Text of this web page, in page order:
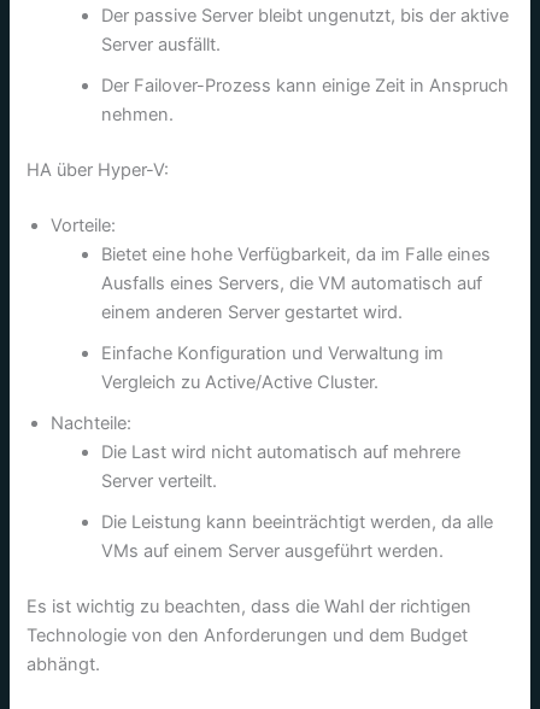
Der passive Server bleibt ungenutzt, bis der aktive
Server ausfällt.
Der Failover-Prozess kann einige Zeit in Anspruch
nehmen.
HA über Hyper-V:
Vorteile:
Bietet eine hohe Verfügbarkeit, da im Falle eines
Ausfalls eines Servers, die VM automatisch auf
einem anderen Server gestartet wird.
Einfache Konfiguration und Verwaltung im
Vergleich zu Active/Active Cluster.
Nachteile:
Die Last wird nicht automatisch auf mehrere
Server verteilt.
Die Leistung kann beeinträchtigt werden, da alle
VMs auf einem Server ausgeführt werden.
Es ist wichtig zu beachten, dass die Wahl der richtigen
Technologie von den Anforderungen und dem Budget
abhängt.